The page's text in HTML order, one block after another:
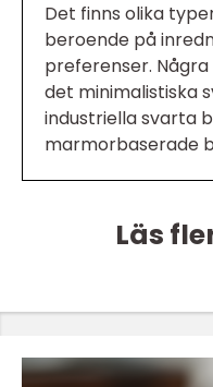
Det finns olika
beroende på
preferenser.
det minimalistiska
industriella svarta
marmorbaserade
Läs